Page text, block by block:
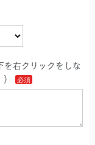
を右クリックをしな